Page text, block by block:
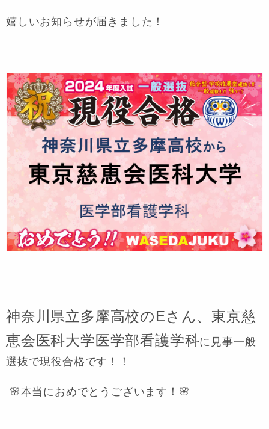
嬉しいお知らせが届きました！
神奈川県立多摩高校のEさん、東京慈
恵会医科大学医学部看護学科に見事一般
選抜で現役合格です！！
🌸本当におめでとうございます！🌸